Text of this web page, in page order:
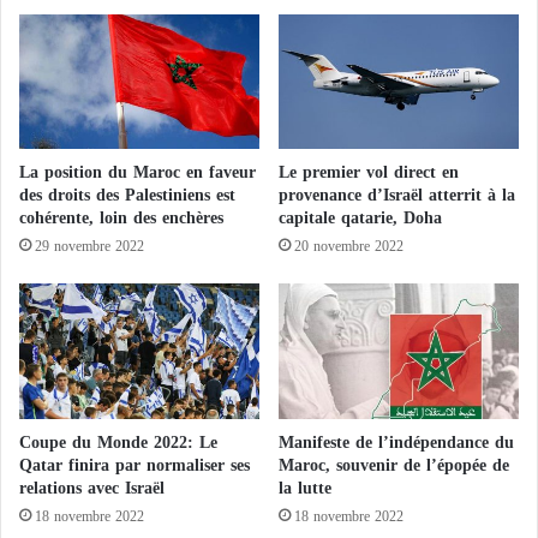
a
c
é
r
é
m
o
n
i
e
d
e
l
'
i
n
v
e
s
t
x
u
e
l
s
,
l
e
p
r
é
d
i
c
a
t
e
u
r
A
La position du Maroc en faveur
des droits des Palestiniens est
cohérente, loin des enchères
29 novembre 2022
Le premier vol direct en
provenance d’Israël atterrit à la
capitale qatarie, Doha
20 novembre 2022
Coupe du Monde 2022: Le
Qatar finira par normaliser ses
relations avec Israël
18 novembre 2022
Manifeste de l’indépendance du
Maroc, souvenir de l’épopée de
la lutte
18 novembre 2022